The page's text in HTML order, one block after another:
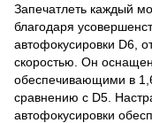
Запечатлеть каждый
благодаря
автофокусировки D6,
скоростью. Он оснащен
обеспечивающими в
сравнению с D5.
автофокусировки